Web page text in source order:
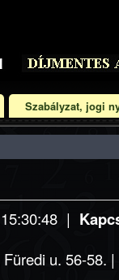
Szabályzat, jogi
|
u. 56-58.